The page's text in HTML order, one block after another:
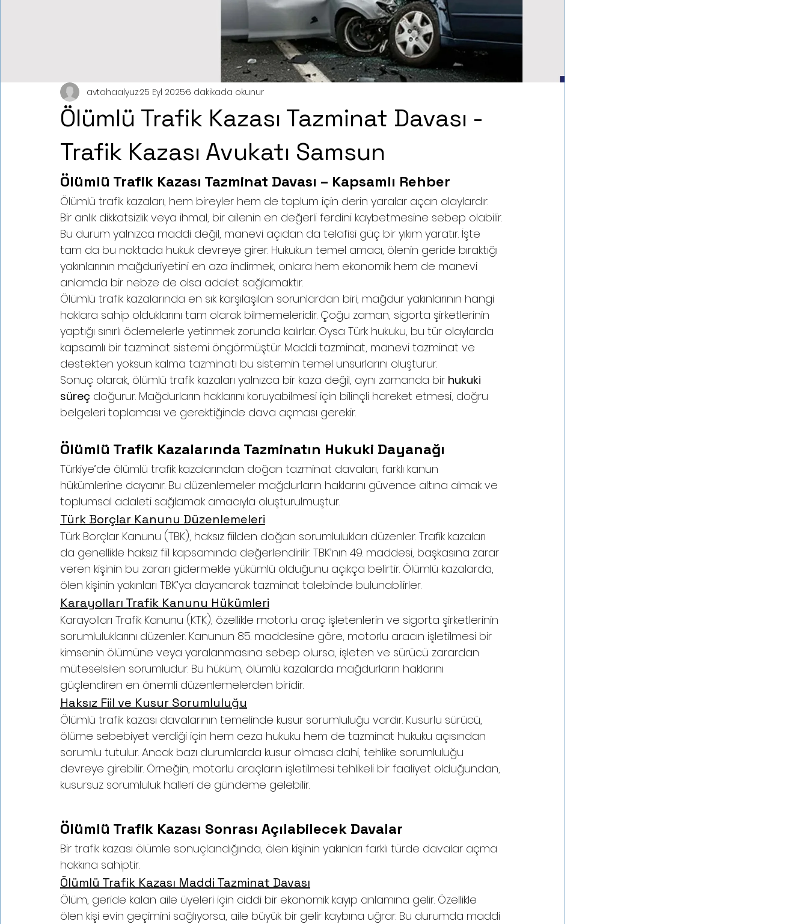
Ölümlü Trafik Kazası Tazminat Davası -
Trafik Kazası Avukatı Samsun
avtahaalyuz25 Eyl 20256 dakikada okunur
Ölümlü Trafik Kazası Tazminat Davası – Kapsamlı Rehber
Ölümlü trafik kazaları, hem bireyler hem de toplum için derin yaralar açan olaylardır.
Bir anlık dikkatsizlik veya ihmal, bir ailenin en değerli ferdini kaybetmesine sebep olabilir.
Bu durum yalnızca maddi değil, manevi açıdan da telafisi güç bir yıkım yaratır. İşte
tam da bu noktada hukuk devreye girer. Hukukun temel amacı, ölenin geride bıraktığı
yakınlarının mağduriyetini en aza indirmek, onlara hem ekonomik hem de manevi
anlamda bir nebze de olsa adalet sağlamaktır.
Ölümlü trafik kazalarında en sık karşılaşılan sorunlardan biri, mağdur yakınlarının hangi
haklara sahip olduklarını tam olarak bilmemeleridir. Çoğu zaman, sigorta şirketlerinin
yaptığı sınırlı ödemelerle yetinmek zorunda kalırlar. Oysa Türk hukuku, bu tür olaylarda
kapsamlı bir tazminat sistemi öngörmüştür. Maddi tazminat, manevi tazminat ve
destekten yoksun kalma tazminatı bu sistemin temel unsurlarını oluşturur.
Sonuç olarak, ölümlü trafik kazaları yalnızca bir kaza değil, aynı zamanda bir hukuki
süreç doğurur. Mağdurların haklarını koruyabilmesi için bilinçli hareket etmesi, doğru
belgeleri toplaması ve gerektiğinde dava açması gerekir.
Ölümlü Trafik Kazalarında Tazminatın Hukuki Dayanağı
Türkiye’de ölümlü trafik kazalarından doğan tazminat davaları, farklı kanun
hükümlerine dayanır. Bu düzenlemeler mağdurların haklarını güvence altına almak ve
toplumsal adaleti sağlamak amacıyla oluşturulmuştur.
Türk Borçlar Kanunu Düzenlemeleri
Türk Borçlar Kanunu (TBK), haksız fiilden doğan sorumlulukları düzenler. Trafik kazaları
da genellikle haksız fiil kapsamında değerlendirilir. TBK’nın 49. maddesi, başkasına zarar
veren kişinin bu zararı gidermekle yükümlü olduğunu açıkça belirtir. Ölümlü kazalarda,
ölen kişinin yakınları TBK’ya dayanarak tazminat talebinde bulunabilirler.
Karayolları Trafik Kanunu Hükümleri
Karayolları Trafik Kanunu (KTK), özellikle motorlu araç işletenlerin ve sigorta şirketlerinin
sorumluluklarını düzenler. Kanunun 85. maddesine göre, motorlu aracın işletilmesi bir
kimsenin ölümüne veya yaralanmasına sebep olursa, işleten ve sürücü zarardan
müteselsilen sorumludur. Bu hüküm, ölümlü kazalarda mağdurların haklarını
güçlendiren en önemli düzenlemelerden biridir.
Haksız Fiil ve Kusur Sorumluluğu
Ölümlü trafik kazası davalarının temelinde kusur sorumluluğu vardır. Kusurlu sürücü,
ölüme sebebiyet verdiği için hem ceza hukuku hem de tazminat hukuku açısından
sorumlu tutulur. Ancak bazı durumlarda kusur olmasa dahi, tehlike sorumluluğu
devreye girebilir. Örneğin, motorlu araçların işletilmesi tehlikeli bir faaliyet olduğundan,
kusursuz sorumluluk halleri de gündeme gelebilir.
Ölümlü Trafik Kazası Sonrası Açılabilecek Davalar
Bir trafik kazası ölümle sonuçlandığında, ölen kişinin yakınları farklı türde davalar açma
hakkına sahiptir.
Ölümlü Trafik Kazası Maddi Tazminat Davası
Ölüm, geride kalan aile üyeleri için ciddi bir ekonomik kayıp anlamına gelir. Özellikle
ölen kişi evin geçimini sağlıyorsa, aile büyük bir gelir kaybına uğrar. Bu durumda maddi